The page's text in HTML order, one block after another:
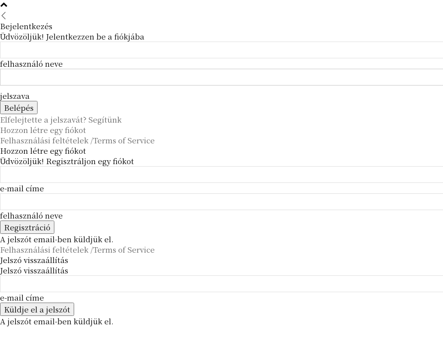
Bejelentkezés
Üdvözöljük! Jelentkezzen be a fiókjába
felhasználó neve
jelszava
Elfelejtette a jelszavát? Segítünk
Hozzon létre egy fiókot
Felhasználási feltételek /Terms of Service
Hozzon létre egy fiókot
Üdvözöljük! Regisztráljon egy fiókot
e-mail címe
felhasználó neve
A jelszót email-ben küldjük el.
Felhasználási feltételek /Terms of Service
Jelszó visszaállítás
Jelszó visszaállítás
e-mail címe
A jelszót email-ben küldjük el.